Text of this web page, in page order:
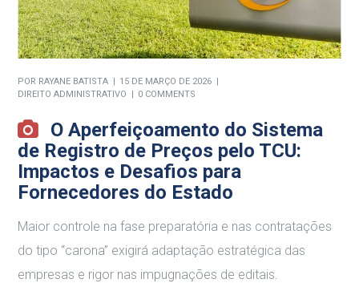
POR RAYANE BATISTA
15 DE MARÇO DE 2026
DIREITO ADMINISTRATIVO
0 COMMENTS
O Aperfeiçoamento do Sistema
de Registro de Preços pelo TCU:
Impactos e Desafios para
Fornecedores do Estado
Maior controle na fase preparatória e nas contratações
do tipo “carona” exigirá adaptação estratégica das
empresas e rigor nas impugnações de editais.